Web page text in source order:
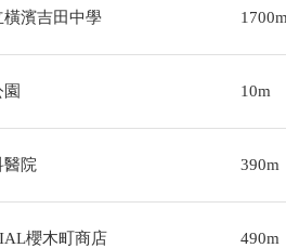
橫濱吉田中學
10m
醫院 390m
櫻木町商店 490m